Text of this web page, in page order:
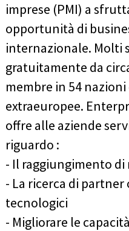
imprese (PMI) a
opportunità di
internazionale. Molti
gratuitamente da
membre in 54
extraeuropee.
offre alle aziende
riguardo :
- Il raggiungimento
- La ricerca di partner
tecnologici
- Migliorare le